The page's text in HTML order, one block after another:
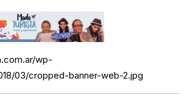
wp-
03/cropped-banner-web-2.jpg